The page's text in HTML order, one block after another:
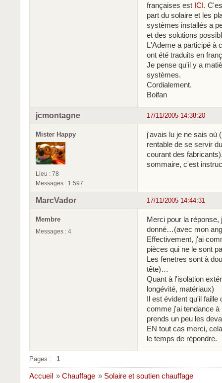
françaises est ICI.
part du solaire et les
systèmes installés a
et des solutions
L'Ademe a participé à
ont été traduits en
Je pense qu'il y a
systèmes.
Cordialement.
Boifan
17/11/2005 14:38:20
jcmontagne
Mister Happy
Lieu : 78
Messages : 1 597
j'avais lu je ne sais où
rentable de se servir
courant des
sommaire, c'est
17/11/2005 14:44:31
MarcVador
Membre
Messages : 4
Merci pour la
donné…(avec mon
Effectivement, j'ai
pièces qui ne le sont
Les fenetres sont à
tête)…
Quant à l'isolation
longévité, matériaux)
Il est évident qu'il faille
comme j'ai tendance
prends un peu les
EN tout cas merci,
le temps de répondre.
Pages : 1
Accueil » Chauffage » Solaire et soutien chauffage